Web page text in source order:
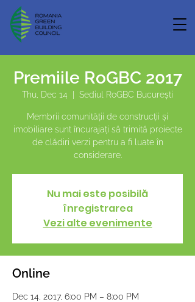
Premiile RoGBC 2017
Thu, Dec 14 Sediul RoGBC București
Membrii comunității de construcții și
imobiliare sunt încurajați să trimită proiecte
de clădiri verzi pentru a fi luate în
considerare.
Nu mai este posibilă
înregistrarea
Vezi alte evenimente
Online
Dec 14, 2017, 6:00 PM – 8:00 PM